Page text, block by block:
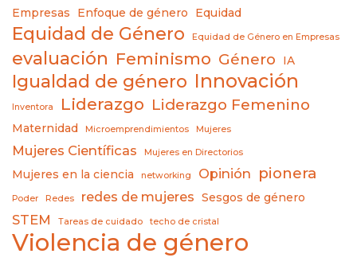
Empresas Enfoque de género Equidad
Equidad de Género Equidad de Género en Empresas
evaluación Feminismo Género IA
Igualdad de género Innovación
Inventora Liderazgo Liderazgo Femenino
Maternidad Microemprendimientos Mujeres
Mujeres Científicas Mujeres en Directorios
Mujeres en la ciencia networking Opinión pionera
Poder Redes redes de mujeres Sesgos de género
STEM Tareas de cuidado techo de cristal
Violencia de género